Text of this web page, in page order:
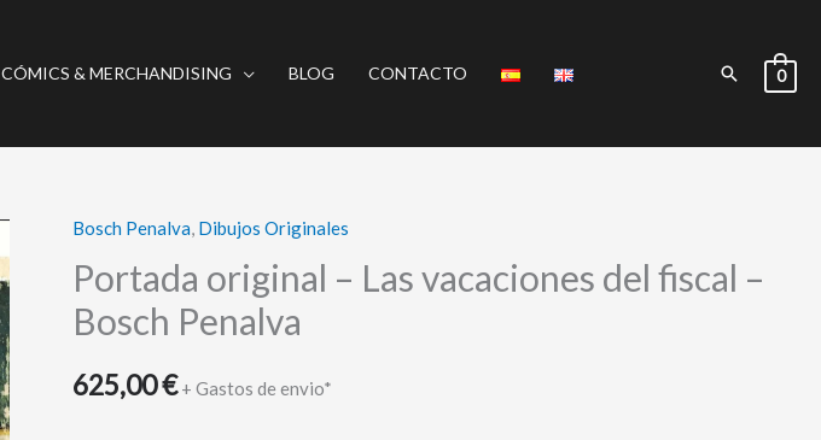
CÓMICS & MERCHANDISING BLOG CONTACTO Buscar
0
Bosch Penalva, Dibujos Originales
Portada original – Las vacaciones del fiscal –
Bosch Penalva
625,00€ + Gastos de envio*
Portada
original
-
Las
del